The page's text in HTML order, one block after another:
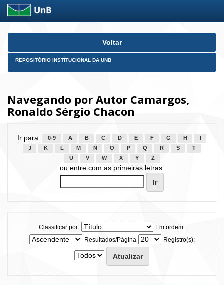
Skip
Voltar
REPOSITÓRIO INSTITUCIONAL DA UNB
Navegando por Autor Camargos,
Ronaldo Sérgio Chacon
Ir para: 0-9 A B C D E F G H
J
K L M N O P Q R S
T
U
V W X Y Z
ou entre com as primeiras letras:
Classificar por:
Em ordem:
Resultados/Página
Registro(s):